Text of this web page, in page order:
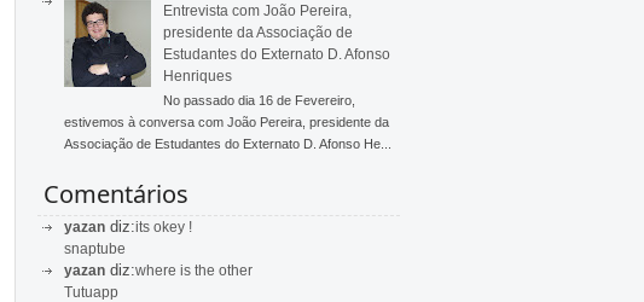
Entrevista com João Pereira,
presidente da Associação de
Estudantes do Externato D. Afonso
Henriques
No passado dia 16 de Fevereiro,
estivemos à conversa com João Pereira, presidente da
Associação de Estudantes do Externato D. Afonso He...
Comentários
yazan diz:its okey !
snaptube
yazan diz:where is the other
Tutuapp